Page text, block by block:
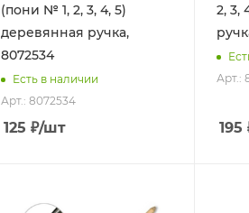
(пони № 1, 2, 3, 4, 5)
деревянная ручка,
8072534
Есть в наличии
Арт.: 8072534
125 ₽/шт
2, 3,
Арт.:
195